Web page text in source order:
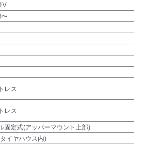
〜
レス
レス
固定式(アッパーマウント上部)
イヤハウス内)